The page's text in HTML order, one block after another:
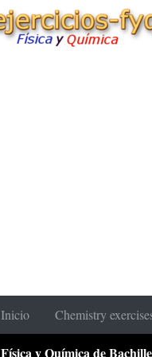
Inicio Chemistry
Física y Química de